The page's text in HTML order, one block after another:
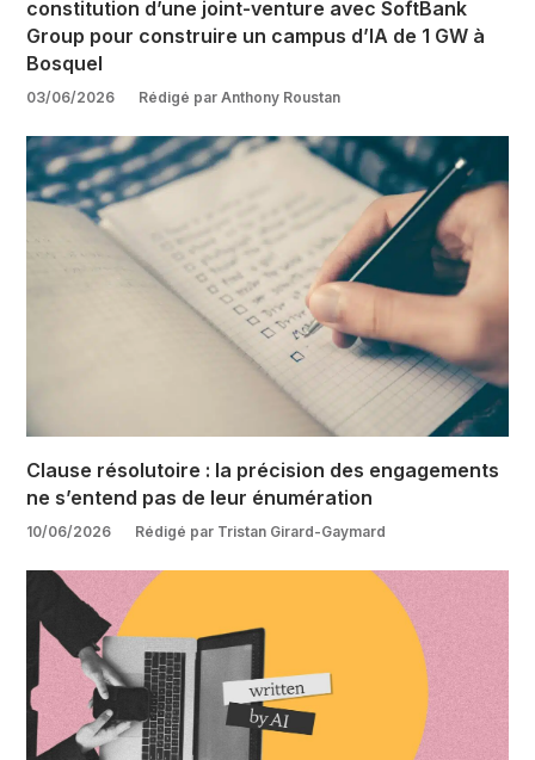
Clause résolutoire : la précision des engagements
ne s’entend pas de leur énumération
10/06/2026 Rédigé par Tristan Girard-Gaymard
constitution d’une joint-venture avec SoftBank
Group pour construire un campus d’IA de 1 GW à
Bosquel
03/06/2026 Rédigé par Anthony Roustan